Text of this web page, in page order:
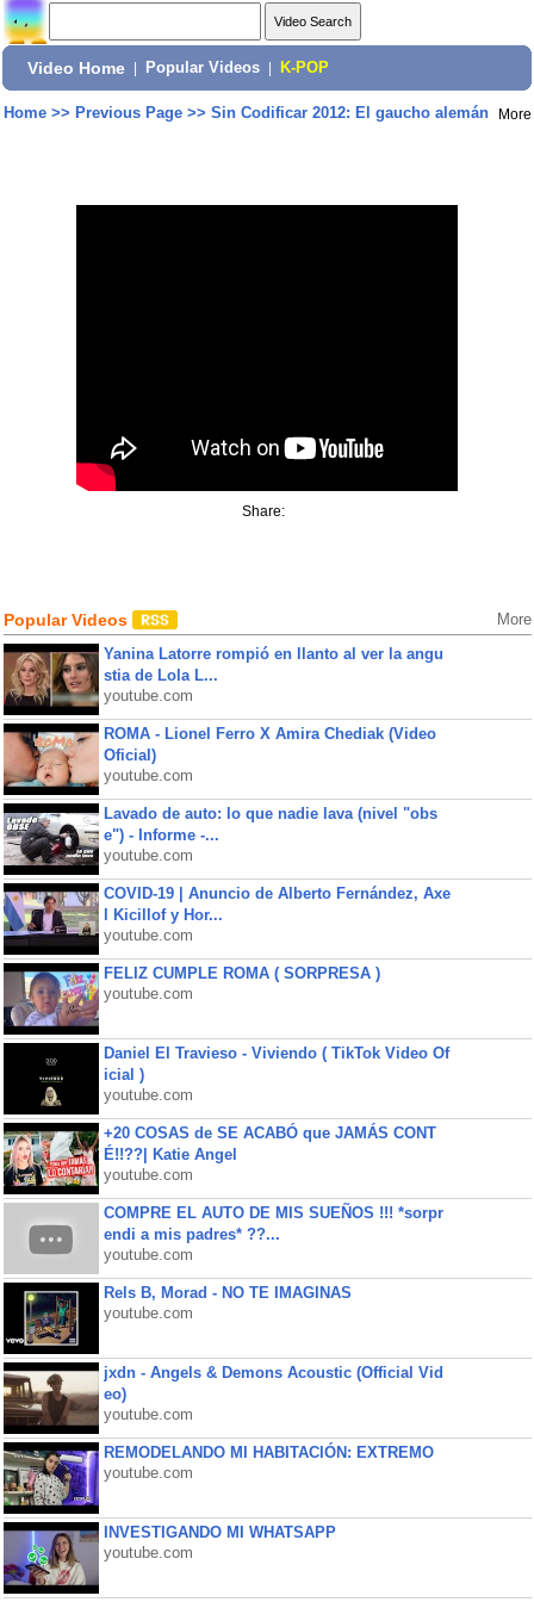
Video Home Popular Videos K-POP
Home>> Previous Page>> Sin Codificar 2012: El gaucho alemán More
Share:
Popular Videos More
Yanina Latorre rompió en llanto al ver la angu
stia de Lola L...
youtube.com
ROMA - Lionel Ferro X Amira Chediak (Video
Oficial)
youtube.com
Lavado de auto: lo que nadie lava (nivel "obs
e") - Informe -...
youtube.com
COVID-19 | Anuncio de Alberto Fernández, Axe
l Kicillof y Hor...
youtube.com
FELIZ CUMPLE ROMA ( SORPRESA )
youtube.com
Daniel El Travieso - Viviendo ( TikTok Video Of
icial )
youtube.com
+20 COSAS de SE ACABÓ que JAMÁS CONT
É!!??| Katie Angel
youtube.com
COMPRE EL AUTO DE MIS SUEÑOS !!! *sorpr
endi a mis padres* ??...
youtube.com
Rels B, Morad - NO TE IMAGINAS
youtube.com
jxdn - Angels & Demons Acoustic (Official Vid
eo)
youtube.com
REMODELANDO MI HABITACIÓN: EXTREMO
youtube.com
INVESTIGANDO MI WHATSAPP
youtube.com